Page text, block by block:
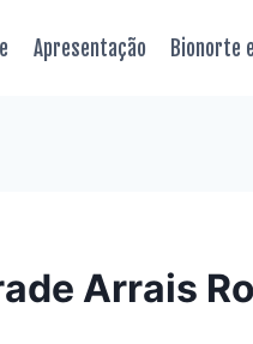
Apresentação Bionorte
Arrais